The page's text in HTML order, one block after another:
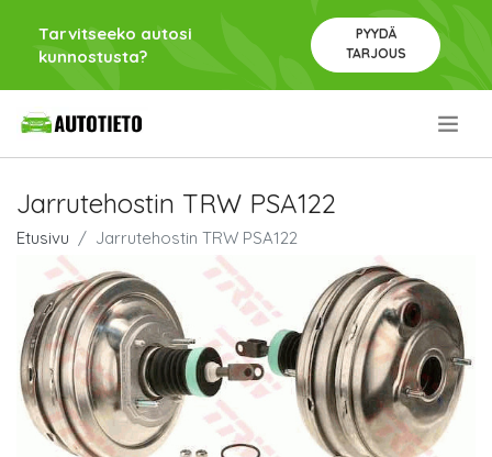
Tarvitseeko autosi
kunnostusta?
PYYDÄ
TARJOUS
Jarrutehostin TRW PSA122
Etusivu Jarrutehostin TRW PSA122